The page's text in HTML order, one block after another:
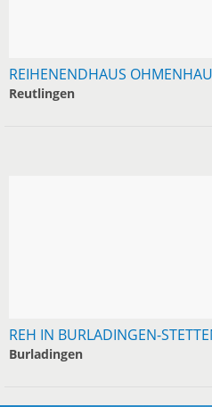
Reutlingen
Burladingen